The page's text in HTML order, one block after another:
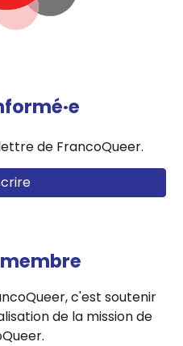
de FrancoQueer.
c'est soutenir
de la mission de